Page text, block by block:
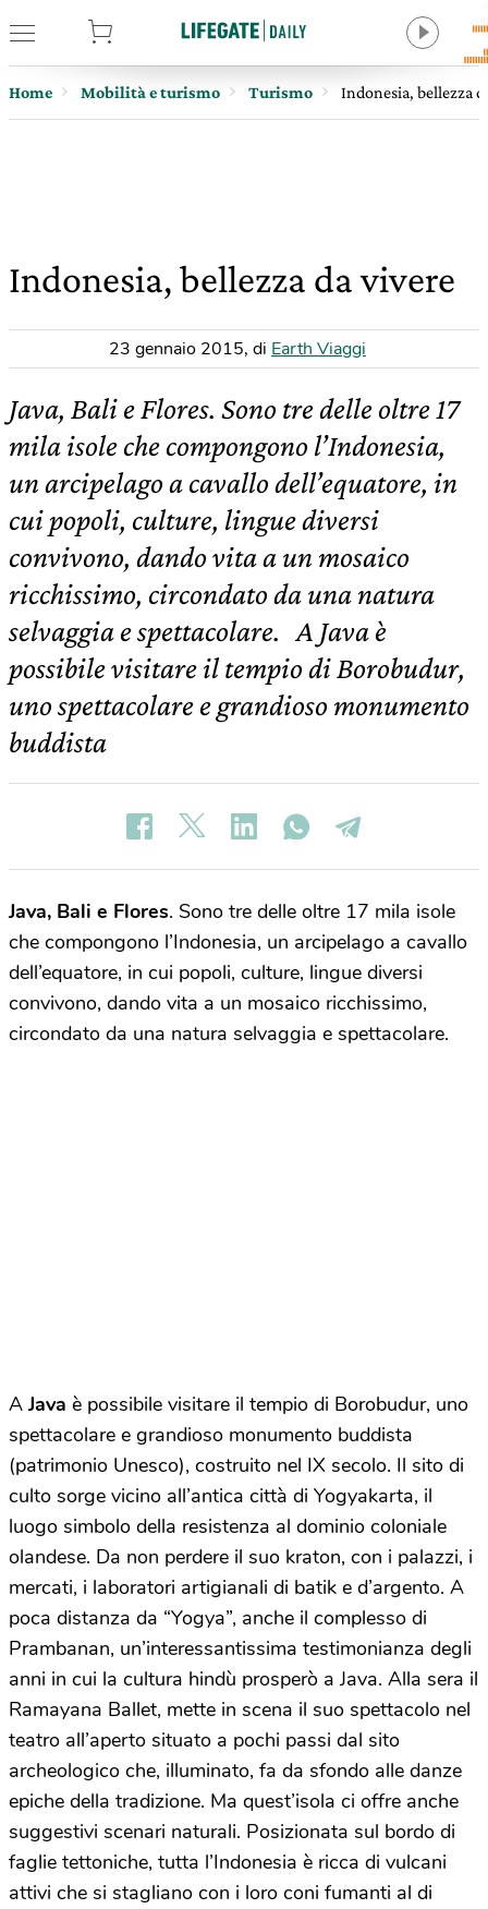
Home Mobilità e turismo Turismo Indonesia, bellezza
Indonesia, bellezza da vivere
23 gennaio 2015, di Earth Viaggi
Java, Bali e Flores. Sono tre delle oltre 17
mila isole che compongono l’Indonesia,
un arcipelago a cavallo dell’equatore, in
cui popoli, culture, lingue diversi
convivono, dando vita a un mosaico
ricchissimo, circondato da una natura
selvaggia e spettacolare. A Java è
possibile visitare il tempio di Borobudur,
uno spettacolare e grandioso monumento
buddista
Java, Bali e Flores. Sono tre delle oltre 17 mila isole
che compongono l’Indonesia, un arcipelago a cavallo
dell’equatore, in cui popoli, culture, lingue diversi
convivono, dando vita a un mosaico ricchissimo,
circondato da una natura selvaggia e spettacolare.
AJava è possibile visitare il tempio di Borobudur, uno
spettacolare e grandioso monumento buddista
(patrimonio Unesco), costruito nel IX secolo. Il sito di
culto sorge vicino all’antica città di Yogyakarta, il
luogo simbolo della resistenza al dominio coloniale
olandese. Da non perdere il suo kraton, con i palazzi, i
mercati, i laboratori artigianali di batik e d’argento. A
poca distanza da “Yogya”, anche il complesso di
Prambanan, un’interessantissima testimonianza degli
anni in cui la cultura hindù prosperò a Java. Alla sera il
Ramayana Ballet, mette in scena il suo spettacolo nel
teatro all’aperto situato a pochi passi dal sito
archeologico che, illuminato, fa da sfondo alle danze
epiche della tradizione. Ma quest’isola ci offre anche
suggestivi scenari naturali. Posizionata sul bordo di
faglie tettoniche, tutta l’Indonesia è ricca di vulcani
attivi che si stagliano con i loro coni fumanti al di